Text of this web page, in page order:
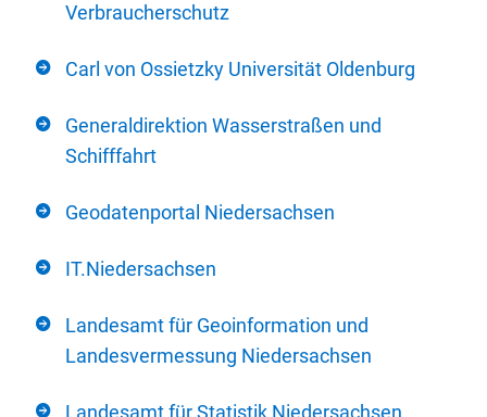
Verbraucherschutz
Carl von Ossietzky Universität Oldenburg
Generaldirektion Wasserstraßen und
Schifffahrt
Geodatenportal Niedersachsen
IT.Niedersachsen
Landesamt für Geoinformation und
Landesvermessung Niedersachsen
Landesamt für Statistik Niedersachsen